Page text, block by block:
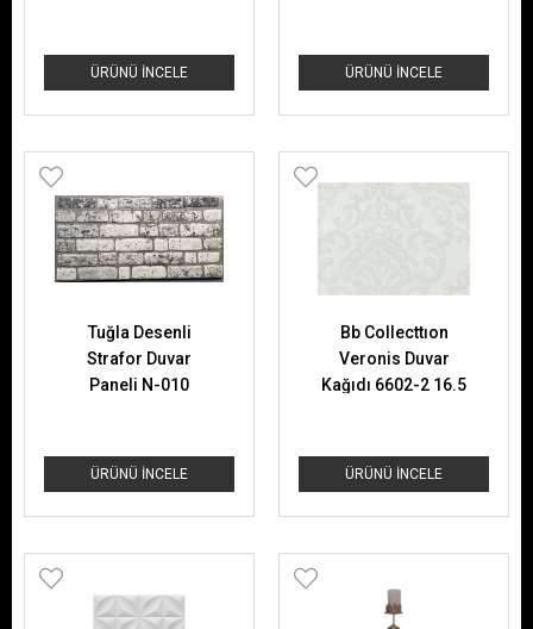
ÜRÜNÜ İNCELE ÜRÜNÜ İNCELE
ÜRÜNÜ İNCELE
Tuğla Desenli
Strafor Duvar
Paneli N-010
ÜRÜNÜ İNCELE
Bb Collecttıon
Veronis Duvar
Kağıdı 6602-2 16.5